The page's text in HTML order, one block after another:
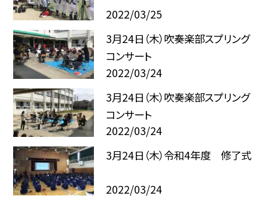
2022/03/25
3月24日（木）吹奏楽部スプリング
コンサート
2022/03/24
3月24日（木）吹奏楽部スプリング
コンサート
2022/03/24
3月24日（木）令和4年度 修了式
2022/03/24